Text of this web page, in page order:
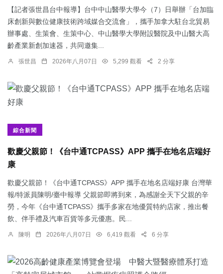
【記者張世昌台中報導】台中中山醫學大學今（7）日舉辦「台加臨
床創新與數位健康技術跨域媒合交流會」，攜手加拿大駐台北貿易
辦事處、生策會、生策中心、中山醫學大學附設醫院及中山醫大高
齡產業新創加速器，共同邀集...
張世昌 2026年八月07日 5,299 觀看 2 分享
綜合新聞
歡慶父親節！《台中通TCPASS》APP 攜手在地名店端好
康
歡慶父親節！《台中通TCPASS》APP 攜手在地名店端好康 台灣華
報/特派員陳明/臺中報導 父親節即將到來，為感謝全天下父親的辛
勞，今年《台中通TCPASS》攜手多家在地優質特約店家，推出餐
飲、伴手禮及汽車百貨等多元優惠。民...
陳明 2026年八月07日 6,419 觀看 6 分享